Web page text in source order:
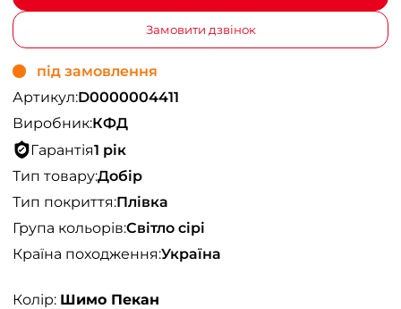
Замовити дзвінок
під замовлення
Артикул:D0000004411
Виробник:КФД
Гарантія1 рік
Тип товару:Добір
Тип покриття:Плівка
Група кольорів:Світло сірі
Країна походження:Україна
Колір: Шимо Пекан